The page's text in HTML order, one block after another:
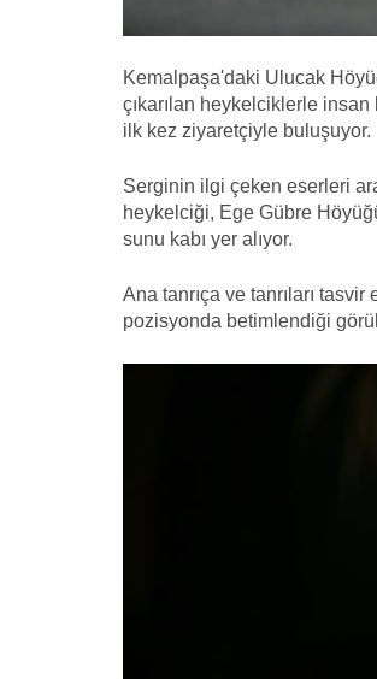
Kemalpaşa'daki Ulucak
çıkarılan heykelciklerle
ilk kez ziyaretçiyle buluşuyor.
Serginin ilgi çeken eserleri
heykelciği, Ege Gübre
sunu kabı yer alıyor.
Ana tanrıça ve tanrıları
pozisyonda betimlendiği